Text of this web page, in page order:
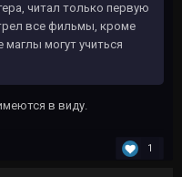
читал только первую
все фильмы, кроме
маглы могут учиться
в виду.
1